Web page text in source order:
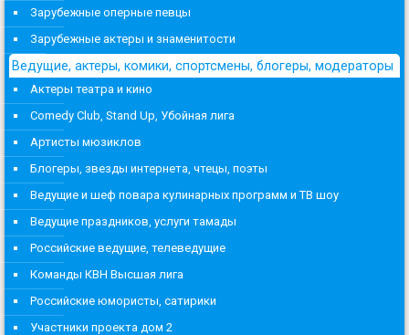
Зарубежные оперные певцы
Зарубежные актеры и знаменитости
Ведущие, актеры, комики, спортсмены, блогеры, модераторы
Актеры театра и кино
Comedy Club, Stand Up, Убойная лига
Артисты мюзиклов
Блогеры, звезды интернета, чтецы, поэты
Ведущие и шеф повара кулинарных программ и ТВ шоу
Ведущие праздников, услуги тамады
Российские ведущие, телеведущие
Команды КВН Высшая лига
Российские юмористы, сатирики
Участники проекта дом 2